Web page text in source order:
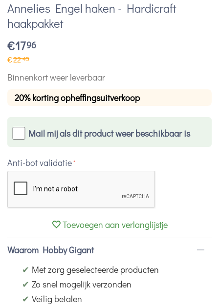
Annelies Engel haken - Hardicraft
haakpakket
€1796
€2245
Binnenkort weer leverbaar
20% korting opheffingsuitverkoop
Mail mij als dit product weer beschikbaar is
Anti-bot validatie
Toevoegen aan verlanglijstje
Waarom Hobby Gigant
✔ Met zorg geselecteerde producten
✔ Zo snel mogelijk verzonden
✔ Veilig betalen